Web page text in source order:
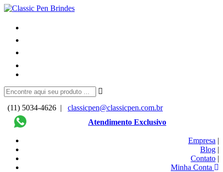
(11) 5034-4626 |
classicpen@classicpen.com.br
Atendimento Exclusivo
Empresa |
Blog |
Contato |
Minha Conta